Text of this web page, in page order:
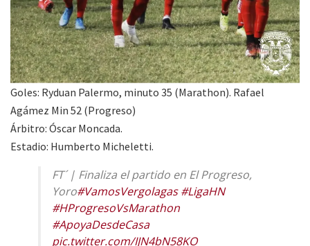
Goles: Ryduan Palermo, minuto 35 (Marathon). Rafael
Agámez Min 52 (Progreso)
Árbitro: Óscar Moncada.
Estadio: Humberto Micheletti.
FT´ | Finaliza el partido en El Progreso,
Yoro#VamosVergolagas #LigaHN
#HProgresoVsMarathon
#ApoyaDesdeCasa
pic.twitter.com/IJN4bN58KO